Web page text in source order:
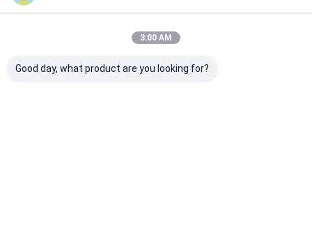
3:00 AM
Good day, what product are you looking for?